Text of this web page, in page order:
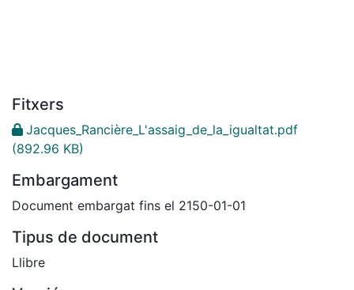
Fitxers
Jacques_Rancière_L'assaig_de_la_igualtat.pdf
(892.96 KB)
Embargament
Document embargat fins el 2150-01-01
Tipus de document
Llibre